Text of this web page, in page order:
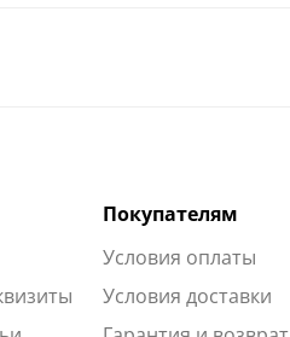
Покупателям
Условия оплаты
Условия доставки